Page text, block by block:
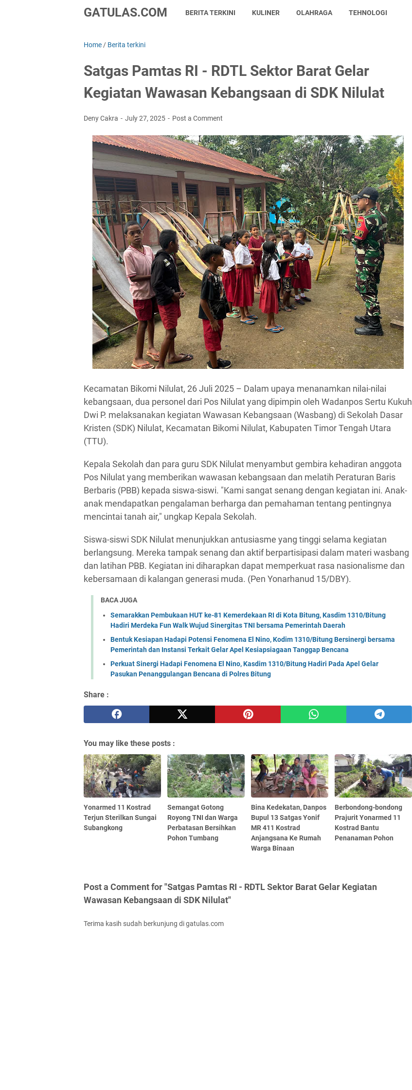
GATULAS.COM BERITA TERKINI KULINER OLAHRAGA TEHNOLOGI
Home / Berita terkini
Satgas Pamtas RI - RDTL Sektor Barat Gelar
Kegiatan Wawasan Kebangsaan di SDK Nilulat
Deny Cakra July 27, 2025 Post a Comment
Kecamatan Bikomi Nilulat, 26 Juli 2025 – Dalam upaya menanamkan nilai-nilai
kebangsaan, dua personel dari Pos Nilulat yang dipimpin oleh Wadanpos Sertu Kukuh
Dwi P. melaksanakan kegiatan Wawasan Kebangsaan (Wasbang) di Sekolah Dasar
Kristen (SDK) Nilulat, Kecamatan Bikomi Nilulat, Kabupaten Timor Tengah Utara
(TTU).
Kepala Sekolah dan para guru SDK Nilulat menyambut gembira kehadiran anggota
Pos Nilulat yang memberikan wawasan kebangsaan dan melatih Peraturan Baris
Berbaris (PBB) kepada siswa-siswi. "Kami sangat senang dengan kegiatan ini. Anak-
anak mendapatkan pengalaman berharga dan pemahaman tentang pentingnya
mencintai tanah air," ungkap Kepala Sekolah.
Siswa-siswi SDK Nilulat menunjukkan antusiasme yang tinggi selama kegiatan
berlangsung. Mereka tampak senang dan aktif berpartisipasi dalam materi wasbang
dan latihan PBB. Kegiatan ini diharapkan dapat memperkuat rasa nasionalisme dan
kebersamaan di kalangan generasi muda. (Pen Yonarhanud 15/DBY).
BACA JUGA
Semarakkan Pembukaan HUT ke-81 Kemerdekaan RI di Kota Bitung, Kasdim 1310/Bitung
Hadiri Merdeka Fun Walk Wujud Sinergitas TNI bersama Pemerintah Daerah
Bentuk Kesiapan Hadapi Potensi Fenomena El Nino, Kodim 1310/Bitung Bersinergi bersama
Pemerintah dan Instansi Terkait Gelar Apel Kesiapsiagaan Tanggap Bencana
Perkuat Sinergi Hadapi Fenomena El Nino, Kasdim 1310/Bitung Hadiri Pada Apel Gelar
Pasukan Penanggulangan Bencana di Polres Bitung
Share :
You may like these posts :
Yonarmed 11 Kostrad
Terjun Sterilkan Sungai
Subangkong
Semangat Gotong
Royong TNI dan Warga
Perbatasan Bersihkan
Pohon Tumbang
Bina Kedekatan, Danpos
Bupul 13 Satgas Yonif
MR 411 Kostrad
Anjangsana Ke Rumah
Warga Binaan
Berbondong-bondong
Prajurit Yonarmed 11
Kostrad Bantu
Penanaman Pohon
Post a Comment for "Satgas Pamtas RI - RDTL Sektor Barat Gelar Kegiatan
Wawasan Kebangsaan di SDK Nilulat"
Terima kasih sudah berkunjung di gatulas.com